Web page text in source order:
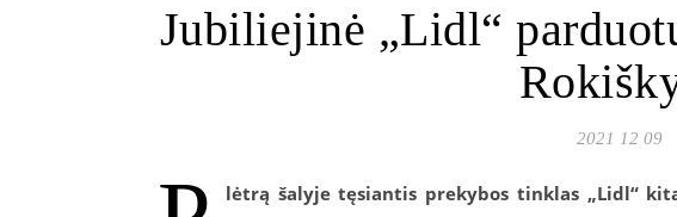
Jubiliejinė „Lidl“
2021 12 09
lėtrą šalyje tęsiantis prekybos tinklas „Lidl“